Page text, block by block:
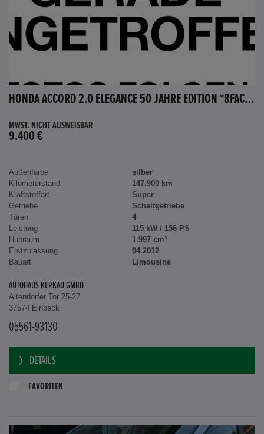
HONDA ACCORD 2.0 ELEGANCE 50 JAHRE EDITION *8FACH BEREIFT*
MWST. NICHT AUSWEISBAR
9.400 €
Außenfarbe
silber
Kilometerstand
147.900 km
Kraftstoffart
Super
Getriebe
Schaltgetriebe
Türen
4
Leistung
115 kW / 156 PS
Hubraum
1.997 cm³
Erstzulassung
04.2012
Bauart
Limousine
AUTOHAUS KERKAU GMBH
Altendorfer Tor 25-27
37574 Einbeck
05561-93130
DETAILS
FAVORITEN